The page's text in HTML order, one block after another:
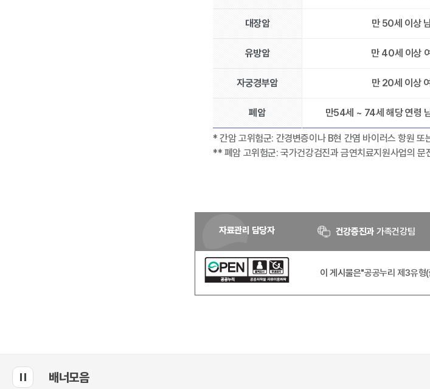
대장암 만 50세 이상
유방암 만 40세 이상
자궁경부암 만 20세 이상
폐암 만54세 ~ 74세 해당 연령
* 간암 고위험군: 간경변증이나 B현 간염 바이러스 항원
** 폐암 고위험군: 국가건강검진과 금연치료지원사업의
자료관리 담당자 건강증진과 가족건강팀
이 게시물은"공공누리 제3유형
배너모음